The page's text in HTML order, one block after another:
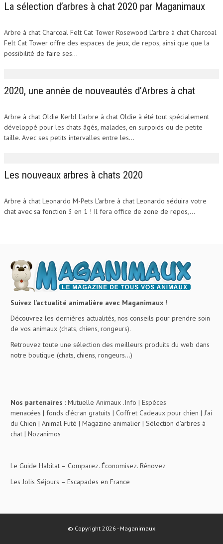
La sélection d’arbres à chat 2020 par Maganimaux
Arbre à chat Charcoal Felt Cat Tower Rosewood L'arbre à chat Charcoal
Felt Cat Tower offre des espaces de jeux, de repos, ainsi que que la
possibilité de faire ses...
2020, une année de nouveautés d’Arbres à chat
Arbre à chat Oldie Kerbl L'arbre à chat Oldie à été tout spécialement
développé pour les chats âgés, malades, en surpoids ou de petite
taille. Avec ses petits intervalles entre les...
Les nouveaux arbres à chats 2020
Arbre à chat Leonardo M-Pets L'arbre à chat Leonardo séduira votre
chat avec sa fonction 3 en 1 ! Il fera office de zone de repos,...
Suivez l’actualité animalière avec Maganimaux !
Découvrez les dernières actualités, nos conseils pour prendre soin
de vos animaux (chats, chiens, rongeurs).
Retrouvez toute une sélection des meilleurs produits du web dans
notre boutique (chats, chiens, rongeurs…)
Nos partenaires : Mutuelle Animaux .Info | Espèces
menacées | fonds d’écran gratuits | Coffret Cadeaux pour chien | J’ai
du Chien | Animal Futé | Magazine animalier | Sélection d’arbres à
chat | Nozanimos
Le Guide Habitat – Comparez. Économisez. Rénovez
Les Jolis Séjours – Escapades en France
© Copyright 2026 - Maganimaux